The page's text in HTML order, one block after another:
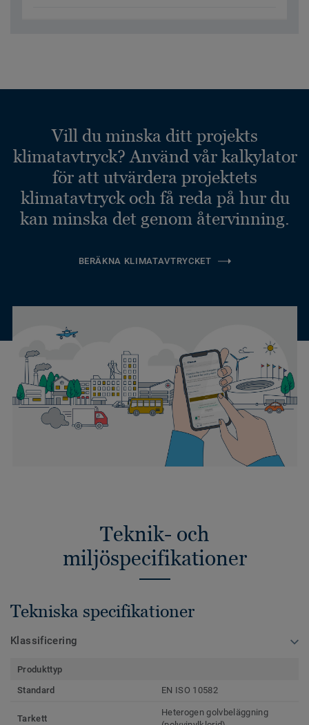
Vill du minska ditt projekts
klimatavtryck? Använd vår kalkylator
för att utvärdera projektets
klimatavtryck och få reda på hur du
kan minska det genom återvinning.
BERÄKNA KLIMATAVTRYCKET
Teknik- och
miljöspecifikationer
Tekniska specifikationer
Klassificering
Produkttyp
Standard
EN ISO 10582
Tarkett
Heterogen golvbeläggning